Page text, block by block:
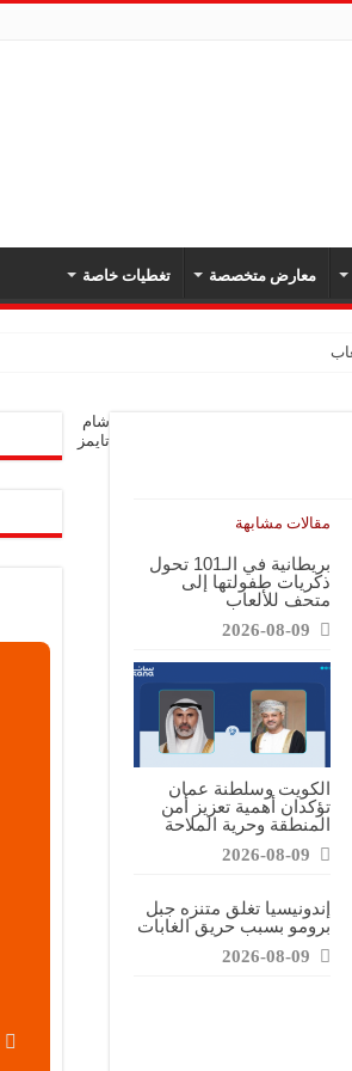
معارض متخصصة تغطيات خاصة
مقالات مشابهة
بريطانية في الـ101 تحول
ذكريات طفولتها إلى
متحف للألعاب
2026-08-09
الكويت وسلطنة عمان
تؤكدان أهمية تعزيز أمن
المنطقة وحرية الملاحة
2026-08-09
إندونيسيا تغلق متنزه جبل
برومو بسبب حريق الغابات
2026-08-09
شام
تايمز